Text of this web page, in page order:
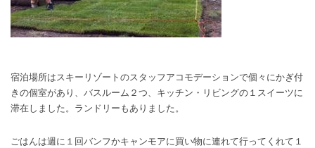
宿泊場所はスキーリゾートのスタッフアコモデーションで個々にかぎ付
きの個室があり、バスルーム２つ、キッチン・リビングの１スイーツに
滞在しました。ランドリーもありました。
ごはんは週に１回バンフかキャンモアに買い物に連れて行ってくれて１